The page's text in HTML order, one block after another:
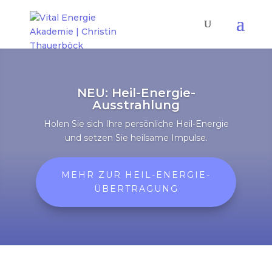
NEU: Heil-Energie-
Ausstrahlung
Holen Sie sich Ihre persönliche Heil-Energie
und setzen Sie heilsame Impulse.
MEHR ZUR HEIL-ENERGIE-
ÜBERTRAGUNG